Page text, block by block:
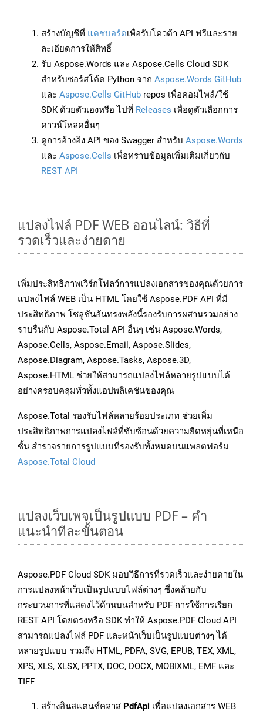
สร้างบัญชีที่ แดชบอร์ดเพื่อรับโควต้า API ฟรีและราย
ละเอียดการให้สิทธิ์
รับ Aspose.Words และ Aspose.Cells Cloud SDK
สำหรับซอร์สโค้ด Python จาก Aspose.Words GitHub
และ Aspose.Cells GitHub repos เพื่อคอมไพล์/ใช้
SDK ด้วยตัวเองหรือ ไปที่ Releases เพื่อดูตัวเลือกการ
ดาวน์โหลดอื่นๆ
ดูการอ้างอิง API ของ Swagger สำหรับ Aspose.Words
และ Aspose.Cells เพื่อทราบข้อมูลเพิ่มเติมเกี่ยวกับ
REST API
แปลงไฟล์ PDF WEB ออนไลน์: วิธีที่
รวดเร็วและง่ายดาย
เพิ่มประสิทธิภาพเวิร์กโฟลว์การแปลงเอกสารของคุณด้วยการ
แปลงไฟล์ WEB เป็น HTML โดยใช้ Aspose.PDF API ที่มี
ประสิทธิภาพ โซลูชันอันทรงพลังนี้รองรับการผสานรวมอย่าง
ราบรื่นกับ Aspose.Total API อื่นๆ เช่น Aspose.Words,
Aspose.Cells, Aspose.Email, Aspose.Slides,
Aspose.Diagram, Aspose.Tasks, Aspose.3D,
Aspose.HTML ช่วยให้สามารถแปลงไฟล์หลายรูปแบบได้
อย่างครอบคลุมทั่วทั้งแอปพลิเคชันของคุณ
Aspose.Total รองรับไฟล์หลายร้อยประเภท ช่วยเพิ่ม
ประสิทธิภาพการแปลงไฟล์ที่ซับซ้อนด้วยความยืดหยุ่นที่เหนือ
ชั้น สำรวจรายการรูปแบบที่รองรับทั้งหมดบนแพลตฟอร์ม
Aspose.Total Cloud
แปลงเว็บเพจเป็นรูปแบบ PDF – คำ
แนะนำทีละขั้นตอน
Aspose.PDF Cloud SDK มอบวิธีการที่รวดเร็วและง่ายดายใน
การแปลงหน้าเว็บเป็นรูปแบบไฟล์ต่างๆ ซึ่งคล้ายกับ
กระบวนการที่แสดงไว้ด้านบนสำหรับ PDF การใช้การเรียก
REST API โดยตรงหรือ SDK ทำให้ Aspose.PDF Cloud API
สามารถแปลงไฟล์ PDF และหน้าเว็บเป็นรูปแบบต่างๆ ได้
หลายรูปแบบ รวมถึง HTML, PDFA, SVG, EPUB, TEX, XML,
XPS, XLS, XLSX, PPTX, DOC, DOCX, MOBIXML, EMF และ
TIFF
สร้างอินสแตนซ์คลาส PdfApi เพื่อแปลงเอกสาร WEB